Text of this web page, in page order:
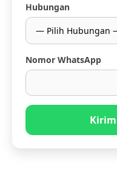
Hubungan
Nomor WhatsApp